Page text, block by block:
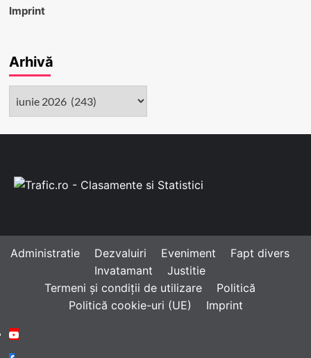
Imprint
Arhivă
Administratie Dezvaluiri Eveniment
Fapt divers
Invatamant
Justitie
Termeni și condiții de utilizare
Politică
Politică cookie-uri (UE)
Imprint
Youtube